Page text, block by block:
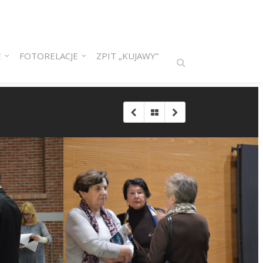
FOTORELACJE ZPIT „KUJAWY”